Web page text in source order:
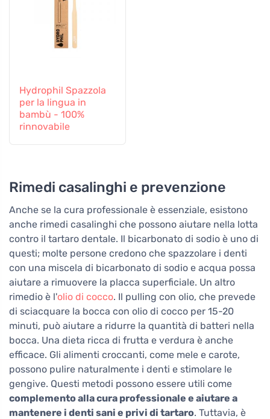
Hydrophil Spazzola
per la lingua in
bambù - 100%
rinnovabile
Rimedi casalinghi e prevenzione
Anche se la cura professionale è essenziale, esistono
anche rimedi casalinghi che possono aiutare nella lotta
contro il tartaro dentale. Il bicarbonato di sodio è uno di
questi; molte persone credono che spazzolare i denti
con una miscela di bicarbonato di sodio e acqua possa
aiutare a rimuovere la placca superficiale. Un altro
rimedio è l'olio di cocco. Il pulling con olio, che prevede
di sciacquare la bocca con olio di cocco per 15-20
minuti, può aiutare a ridurre la quantità di batteri nella
bocca. Una dieta ricca di frutta e verdura è anche
efficace. Gli alimenti croccanti, come mele e carote,
possono pulire naturalmente i denti e stimolare le
gengive. Questi metodi possono essere utili come
complemento alla cura professionale e aiutare a
mantenere i denti sani e privi di tartaro. Tuttavia, è